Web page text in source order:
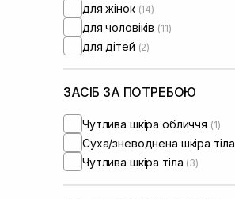
для жінок (14)
для чоловіків (11)
для дітей (2)
ЗАСІБ ЗА ПОТРЕБОЮ
Чутлива шкіра обличчя (1)
Суха/зневоднена шкіра тіла
Чутлива шкіра тіла (3)